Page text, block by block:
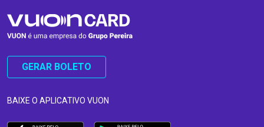
GERAR BOLETO
BAIXE O APLICATIVO VUON